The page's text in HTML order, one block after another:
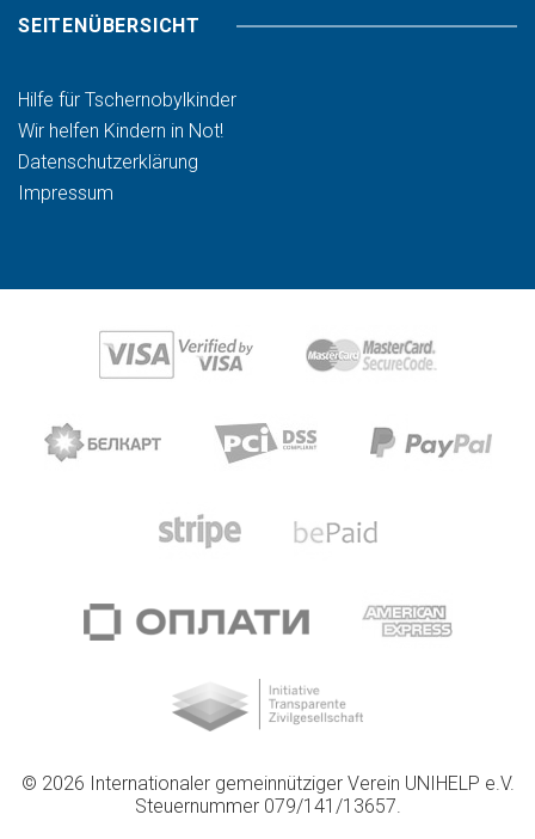
SEITENÜBERSICHT
Hilfe für Tschernobylkinder
Wir helfen Kindern in Not!
Datenschutzerklärung
Impressum
© 2026 Internationaler gemeinnütziger Verein UNIHELP e.V.
Steuernummer 079/141/13657.